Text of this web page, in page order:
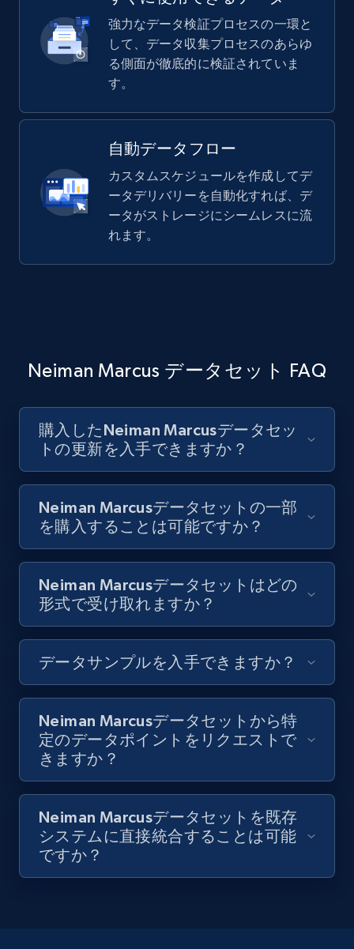
強力なデータ検証プロセスの一環と
して、データ収集プロセスのあらゆ
る側面が徹底的に検証されていま
す。
自動データフロー
カスタムスケジュールを作成してデ
ータデリバリーを自動化すれば、デ
ータがストレージにシームレスに流
れます。
Neiman Marcus データセット FAQ
購入したNeiman Marcusデータセッ
トの更新を入手できますか？
Neiman Marcusデータセットの一部
を購入することは可能ですか？
Neiman Marcusデータセットはどの
形式で受け取れますか？
データサンプルを入手できますか？
Neiman Marcusデータセットから特
定のデータポイントをリクエストで
きますか？
Neiman Marcusデータセットを既存
システムに直接統合することは可能
ですか？